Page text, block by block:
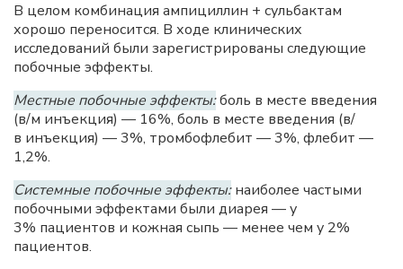
В целом комбинация ампициллин + сульбактам
хорошо переносится. В ходе клинических
исследований были зарегистрированы следующие
побочные эффекты.
Местные побочные эффекты:боль в месте введения
(в/м инъекция) — 16%, боль в месте введения (в/
в инъекция) — 3%, тромбофлебит — 3%, флебит —
1,2%.
Системные побочные эффекты:наиболее частыми
побочными эффектами были диарея — у
3% пациентов и кожная сыпь — менее чем у 2%
пациентов.